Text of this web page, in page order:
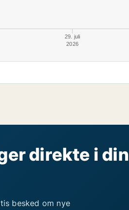
29. juli
2026
direkte i din
besked om nye